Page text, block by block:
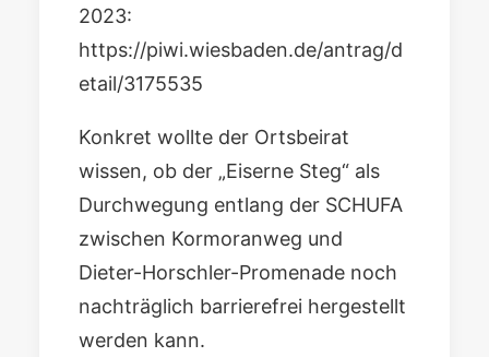
2023:
https://piwi.wiesbaden.de/antrag/d
etail/3175535
Konkret wollte der Ortsbeirat
wissen, ob der „Eiserne Steg“ als
Durchwegung entlang der SCHUFA
zwischen Kormoranweg und
Dieter-Horschler-Promenade noch
nachträglich barrierefrei hergestellt
werden kann.